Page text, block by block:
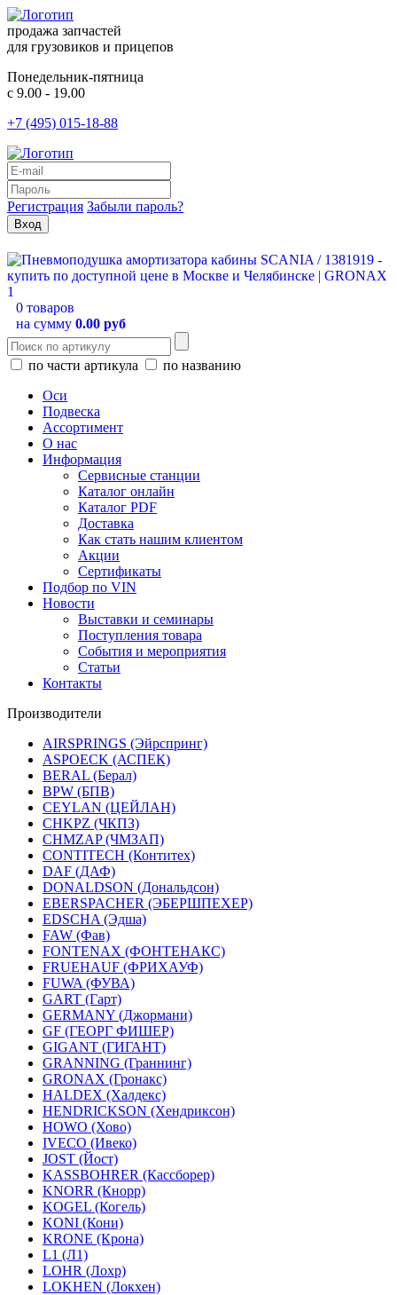
продажа запчастей
для грузовиков и прицепов
Понедельник-пятница
с 9.00 - 19.00
+7 (495) 015-18-88
Регистрация Забыли пароль?
0 товаров
на сумму 0.00 руб
по части артикула
по названию
Оси
Подвеска
Ассортимент
О нас
Информация
Сервисные станции
Каталог онлайн
Каталог PDF
Доставка
Как стать нашим клиентом
Акции
Сертификаты
Подбор по VIN
Новости
Выставки и семинары
Поступления товара
События и мероприятия
Статьи
Контакты
Производители
AIRSPRINGS (Эйрспринг)
ASPOECK (АСПЕК)
BERAL (Берал)
BPW (БПВ)
CEYLAN (ЦЕЙЛАН)
CHKPZ (ЧКПЗ)
CHMZAP (ЧМЗАП)
CONTITECH (Контитех)
DAF (ДАФ)
DONALDSON (Дональдсон)
EBERSPACHER (ЭБЕРШПЕХЕР)
EDSCHA (Эдша)
FAW (Фав)
FONTENAX (ФОНТЕНАКС)
FRUEHAUF (ФРИХАУФ)
FUWA (ФУВА)
GART (Гарт)
GERMANY (Джормани)
GF (ГЕОРГ ФИШЕР)
GIGANT (ГИГАНТ)
GRANNING (Граннинг)
GRONAX (Гронакс)
HALDEX (Халдекс)
HENDRICKSON (Хендриксон)
HOWO (Хово)
IVECO (Ивеко)
JOST (Йост)
KASSBOHRER (Касcборер)
KNORR (Кнорр)
KOGEL (Когель)
KONI (Кони)
KRONE (Крона)
L1 (Л1)
LOHR (Лохр)
LOKHEN (Локхен)